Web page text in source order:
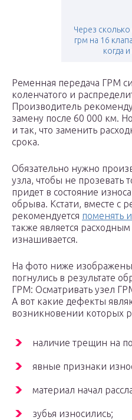
Через
грм на 16
когда
Ременная передача ГРМ
коленчатого и
Производитель
замену после 60 000 км.
и так, что заменить
срока.
Обязательно нужно
узла, чтобы не прозевать
придет в состояние
обрыва. Кстати, вместе с
рекомендуется поменять
также является
изнашивается.
На фото ниже
погнулись в результате
ГРМ: Осматривать узел
А вот какие дефекты
возникновении которых
наличие трещин на
явные признаки
материал начал
зубья износились;